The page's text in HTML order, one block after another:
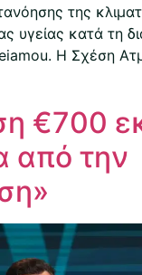
της
υγείας κατά τη
Η Σχέση
€700
από την